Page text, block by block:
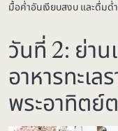
มื้อค่ำอันเงียบสงบ และดื่มด่
วันที่ 2: ย่าน
อาหารทะเล
พระอาทิตย์